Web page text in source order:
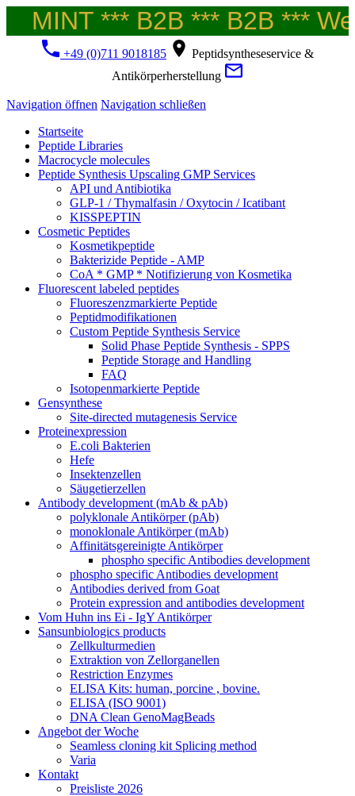
MINT *** B2B *** B2B ***
+49 (0)711 9018185
Peptidsyntheseservice &
Antikörperherstellung
Navigation öffnen Navigation schließen
Startseite
Peptide Libraries
Macrocycle molecules
Peptide Synthesis Upscaling GMP Services
API und Antibiotika
GLP-1 / Thymalfasin / Oxytocin / Icatibant
KISSPEPTIN
Cosmetic Peptides
Kosmetikpeptide
Bakterizide Peptide - AMP
CoA * GMP * Notifizierung von Kosmetika
Fluorescent labeled peptides
Fluoreszenzmarkierte Peptide
Peptidmodifikationen
Custom Peptide Synthesis Service
Solid Phase Peptide Synthesis - SPPS
Peptide Storage and Handling
FAQ
Isotopenmarkierte Peptide
Gensynthese
Site-directed mutagenesis Service
Proteinexpression
E.coli Bakterien
Hefe
Insektenzellen
Säugetierzellen
Antibody development (mAb & pAb)
polyklonale Antikörper (pAb)
monoklonale Antikörper (mAb)
Affinitätsgereinigte Antikörper
phospho specific Antibodies development
phospho specific Antibodies development
Antibodies derived from Goat
Protein expression and antibodies development
Vom Huhn ins Ei - IgY Antikörper
Sansunbiologics products
Zellkulturmedien
Extraktion von Zellorganellen
Restriction Enzymes
ELISA Kits: human, porcine , bovine.
ELISA (ISO 9001)
DNA Clean GenoMagBeads
Angebot der Woche
Seamless cloning kit Splicing method
Varia
Kontakt
Preisliste 2026